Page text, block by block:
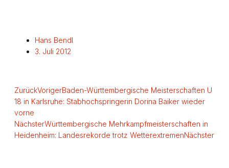
Hans Bendl
3. Juli 2012
ZurückVorigerBaden-Württembergische Meisterschaften U
18 in Karlsruhe: Stabhochspringerin Dorina Baiker wieder
vorne
NächsterWürttembergische Mehrkampfmeisterschaften in
Heidenheim: Landesrekorde trotz WetterextremenNächster